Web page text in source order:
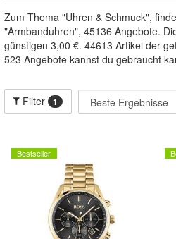
Zum Thema "Uhren & Schmuck",
"Armbanduhren", 45136 Angebote.
günstigen 3,00 €. 44613 Artikel der
523 Angebote kannst du gebraucht
Filter 1
Bestseller